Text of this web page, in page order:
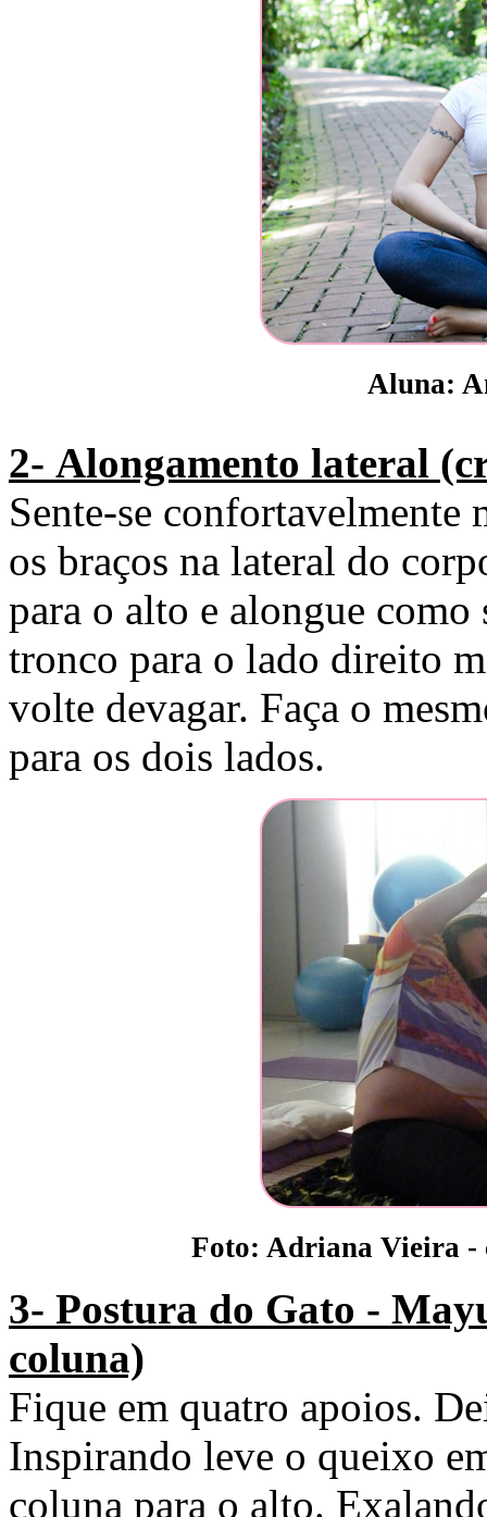
Aluna:
2- Alongamento lateral
Sente-se confortavelmente
os braços na lateral do
para o alto e alongue como
tronco para o lado direito
volte devagar. Faça o
para os dois lados.
Foto: Adriana Vieira -
3- Postura do Gato -
coluna)
Fique em quatro apoios.
Inspirando leve o queixo
coluna para o alto.